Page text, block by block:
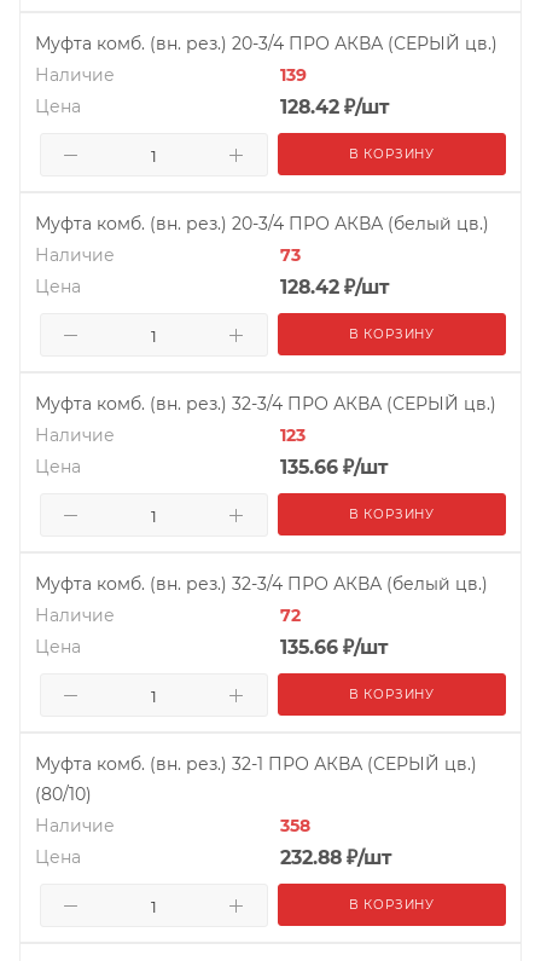
Муфта комб. (вн. рез.) 20-3/4 ПРО АКВА (СЕРЫЙ цв.)
Наличие
139
Цена
128.42 ₽/шт
В КОРЗИНУ
Муфта комб. (вн. рез.) 20-3/4 ПРО АКВА (белый цв.)
Наличие
73
Цена
128.42 ₽/шт
В КОРЗИНУ
Муфта комб. (вн. рез.) 32-3/4 ПРО АКВА (СЕРЫЙ цв.)
Наличие
123
Цена
135.66 ₽/шт
В КОРЗИНУ
Муфта комб. (вн. рез.) 32-3/4 ПРО АКВА (белый цв.)
Наличие
72
Цена
135.66 ₽/шт
В КОРЗИНУ
Муфта комб. (вн. рез.) 32-1 ПРО АКВА (СЕРЫЙ цв.)
(80/10)
Наличие
358
Цена
232.88 ₽/шт
В КОРЗИНУ